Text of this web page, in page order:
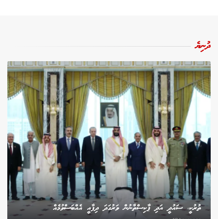
ދުނިޔެ
ތުރުކީ، ސައުދީ އަދި ޕާކިސްތާނުން ވަރުގަދަ ދިފާއީ އެއްބަސްވުމެއް